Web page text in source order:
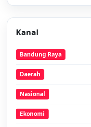
Kanal
Bandung Raya
Daerah
Nasional
Ekonomi